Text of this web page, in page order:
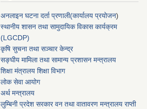
अनलाइन घटना दर्ता प्रणाली(कार्यालय प्रयोजन)
स्थानीय शासन तथा सामुदायिक विकास कार्यक्रम
(LGCDP)
कृषि सुचना तथा सञ्चार केन्द्र
सङ्घीय मामिला तथा सामान्य प्रशासन मन्त्रालय
शिक्षा मंत्रालय शिक्षा विभाग
लोक सेवा आयोग
अर्थ मन्त्रालय
लुम्बिनी प्रदेश सरकार वन तथा वातावरण मन्त्रालय राप्ती